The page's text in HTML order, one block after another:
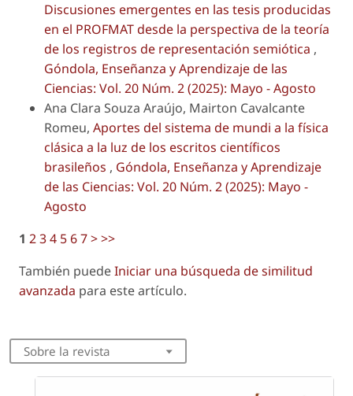
Discusiones emergentes en las tesis producidas
en el PROFMAT desde la perspectiva de la teoría
de los registros de representación semiótica ,
Góndola, Enseñanza y Aprendizaje de las
Ciencias: Vol. 20 Núm. 2 (2025): Mayo - Agosto
Ana Clara Souza Araújo, Mairton Cavalcante
Romeu, Aportes del sistema de mundi a la física
clásica a la luz de los escritos científicos
brasileños , Góndola, Enseñanza y Aprendizaje
de las Ciencias: Vol. 20 Núm. 2 (2025): Mayo -
Agosto
1 234 567>>>
También puedeIniciar una búsqueda de similitud
avanzada para este artículo.
Sobre la revista